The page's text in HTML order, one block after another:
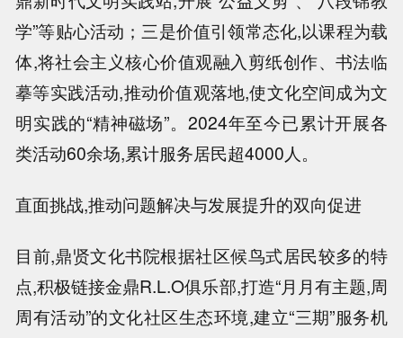
学”等贴心活动；三是价值引领常态化,以课程为载
体,将社会主义核心价值观融入剪纸创作、书法临
摹等实践活动,推动价值观落地,使文化空间成为文
明实践的“精神磁场”。2024年至今已累计开展各
类活动60余场,累计服务居民超4000人。
直面挑战,推动问题解决与发展提升的双向促进
目前,鼎贤文化书院根据社区候鸟式居民较多的特
点,积极链接金鼎R.L.O俱乐部,打造“月月有主题,周
周有活动”的文化社区生态环境,建立“三期”服务机